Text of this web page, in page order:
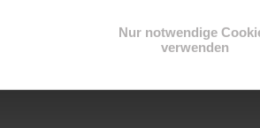
Nur notwendige
verwenden